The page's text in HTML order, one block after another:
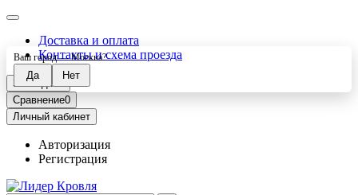
Доставка и оплата
Контакты и схема проезда
Закладки0
Сравнение0
Личный кабинет
Авторизация
Регистрация
Ваш город —Москва?